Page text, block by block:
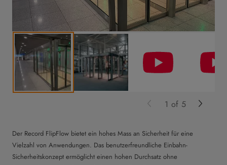
Der Record FlipFlow bietet ein hohes Mass an Sicherheit für eine
Vielzahl von Anwendungen. Das benutzerfreundliche Einbahn-
Sicherheitskonzept ermöglicht einen hohen Durchsatz ohne
1 of 5